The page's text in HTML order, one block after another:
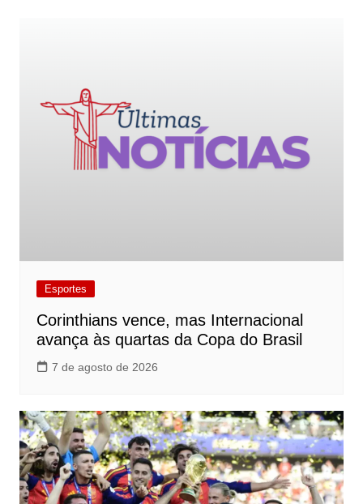
Esportes
Corinthians vence, mas Internacional
avança às quartas da Copa do Brasil
7 de agosto de 2026